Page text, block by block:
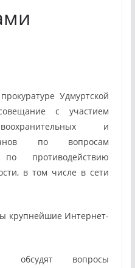
Удмуртской
с участием
и
по вопросам
противодействию
в том числе в сети
крупнейшие Интернет-
обсудят вопросы